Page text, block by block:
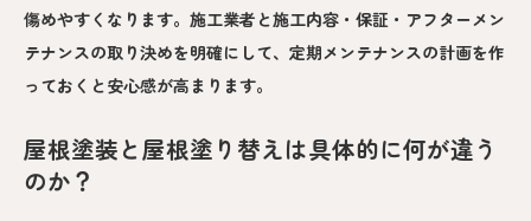
傷めやすくなります。施工業者と施工内容・保証・アフターメン
テナンスの取り決めを明確にして、定期メンテナンスの計画を作
っておくと安心感が高まります。
屋根塗装と屋根塗り替えは具体的に何が違う
のか？